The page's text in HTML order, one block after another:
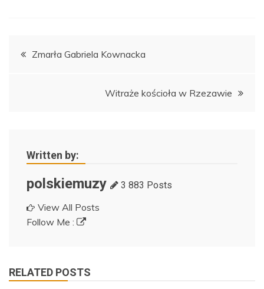
Nawigacja
Zmarła Gabriela Kownacka
Witraże kościoła w Rzezawie
Written by:
polskiemuzy 3 883 Posts
View All Posts
Follow Me :
RELATED POSTS